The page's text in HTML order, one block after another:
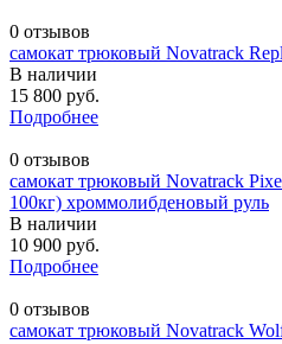
0 отзывов
самокат трюковый Novatrack
В наличии
15 800 руб.
Подробнее
0 отзывов
самокат трюковый Novatrack
100кг) хроммолибденовый руль
В наличии
10 900 руб.
Подробнее
0 отзывов
самокат трюковый Novatrack